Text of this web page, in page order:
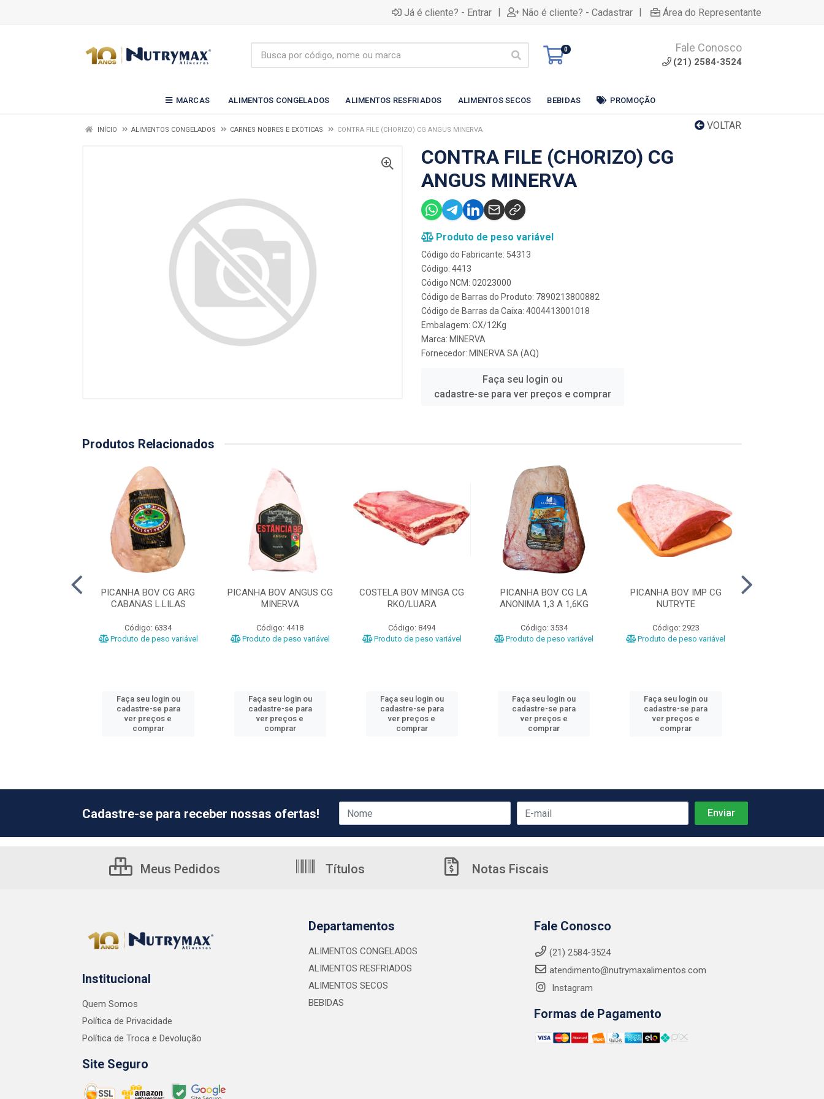
Já é cliente? - Entrar | Não é cliente? - Cadastrar | Área do Representante
0 Fale Conosco
(21) 2584-3524
MARCAS ALIMENTOS CONGELADOS ALIMENTOS RESFRIADOS ALIMENTOS SECOS BEBIDAS PROMOÇÃO
VOLTAR
INÍCIO ALIMENTOS CONGELADOS CARNES NOBRES E EXÓTICAS CONTRA FILE (CHORIZO) CG ANGUS MINERVA
CONTRA FILE (CHORIZO) CG
ANGUS MINERVA
Produto de peso variável
Código do Fabricante: 54313
Código: 4413
Código NCM: 02023000
Código de Barras do Produto: 7890213800882
Código de Barras da Caixa: 4004413001018
Embalagem: CX/12Kg
Marca: MINERVA
Fornecedor: MINERVA SA (AQ)
Faça seu login ou
cadastre-se para ver preços e comprar
Produtos Relacionados
PICANHA BOV CG ARG
CABANAS L.LILAS
Código: 6334
Produto de peso variável
Faça seu login ou
cadastre-se para
ver preços e
comprar
PICANHA BOV ANGUS CG
MINERVA
Código: 4418
Produto de peso variável
Faça seu login ou
cadastre-se para
ver preços e
comprar
COSTELA BOV MINGA CG
RKO/LUARA
Código: 8494
Produto de peso variável
Faça seu login ou
cadastre-se para
ver preços e
comprar
PICANHA BOV CG LA
ANONIMA 1,3 A 1,6KG
Código: 3534
Produto de peso variável
Faça seu login ou
cadastre-se para
ver preços e
comprar
PICANHA BOV IMP CG
NUTRYTE
Código: 2923
Produto de peso variável
Faça seu login ou
cadastre-se para
ver preços e
comprar
Cadastre-se para receber nossas ofertas!
Meus Pedidos Títulos Notas Fiscais
Institucional
Quem Somos
Política de Privacidade
Política de Troca e Devolução
Site Seguro
Departamentos
ALIMENTOS CONGELADOS
ALIMENTOS RESFRIADOS
ALIMENTOS SECOS
BEBIDAS
Fale Conosco
(21) 2584-3524
atendimento@nutrymaxalimentos.com
Instagram
Formas de Pagamento